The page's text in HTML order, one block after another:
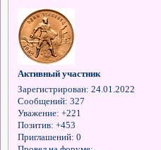
Активный участник
Зарегистрирован: 24.01.2022
Сообщений: 327
Уважение: +221
Позитив: +453
Приглашений: 0